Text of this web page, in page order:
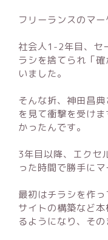
フリーランスのマー
社会人1-2年目、セ
ラシを捨てられ「
いました。
そんな折、神田昌
を見て衝撃を受け
かったんです。
3年目以降、エクセ
った時間で勝手にマ
最初はチラシを作
サイトの構築など
るようになり、その